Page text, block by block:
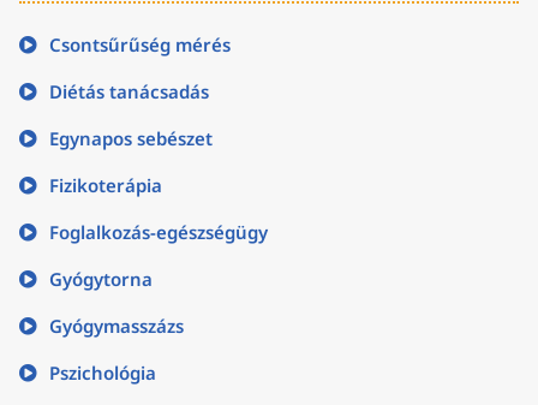
Csontsűrűség mérés
Diétás tanácsadás
Egynapos sebészet
Fizikoterápia
Foglalkozás-egészségügy
Gyógytorna
Gyógymasszázs
Pszichológia